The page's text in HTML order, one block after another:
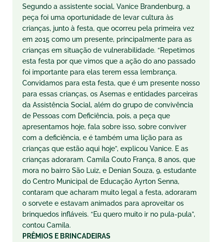
Segundo a assistente social, Vanice Brandenburg, a
peça foi uma oportunidade de levar cultura às
crianças, junto à festa, que ocorreu pela primeira vez
em 2015 como um presente, principalmente para as
crianças em situação de vulnerabilidade. “Repetimos
esta festa por que vimos que a ação do ano passado
foi importante para elas terem essa lembrança.
Convidamos para esta festa, que é um presente nosso
para essas crianças, os Asemas e entidades parceiras
da Assistência Social, além do grupo de convivência
de Pessoas com Deficiência, pois, a peça que
apresentamos hoje, fala sobre isso, sobre conviver
com a deficiência, e é também uma lição para as
crianças que estão aqui hoje”, explicou Vanice. E as
crianças adoraram. Camila Couto França, 8 anos, que
mora no bairro São Luiz, e Denian Souza, 9, estudante
do Centro Municipal de Educação Ayrton Senna,
contaram que acharam muito legal a festa, adoraram
o sorvete e estavam animados para aproveitar os
brinquedos infláveis. “Eu quero muito ir no pula-pula”,
contou Camila.
PRÊMIOS E BRINCADEIRAS